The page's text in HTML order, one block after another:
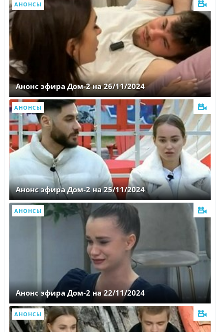
АНОНСЫ
Анонс эфира Дом-2 на 26/11/2024
АНОНСЫ
Анонс эфира Дом-2 на 25/11/2024
АНОНСЫ
Анонс эфира Дом-2 на 22/11/2024
АНОНСЫ